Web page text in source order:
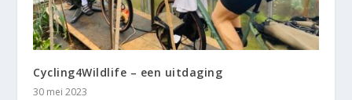
Cycling4Wildlife – een uitdaging
30 mei 2023